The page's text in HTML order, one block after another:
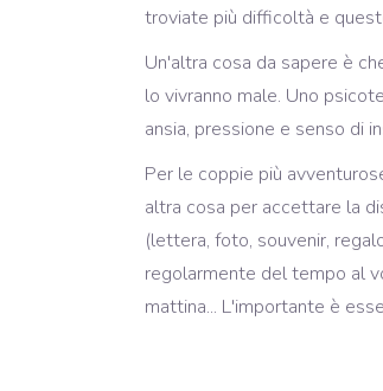
troviate più difficoltà e
Un'altra cosa da sapere è
lo vivranno male. Uno
ansia, pressione e senso di
Per le coppie più
altra cosa per accettare la
(lettera, foto, souvenir,
regolarmente del tempo al
mattina... L'importante è